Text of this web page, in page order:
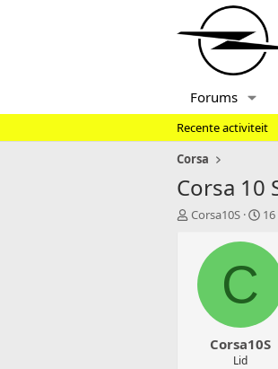
Forums
Recente activiteit
Corsa
Corsa 10
T
Corsa10S
S
a
t
u
C
Corsa10S
Lid